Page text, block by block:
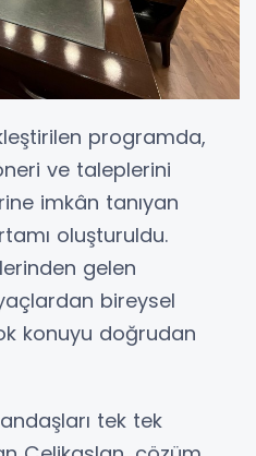
programda,
ve taleplerini
imkân tanıyan
oluşturuldu.
gelen
bireysel
konuyu doğrudan
tek tek